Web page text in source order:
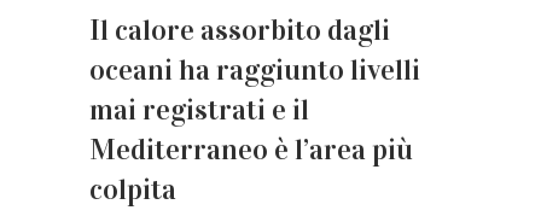
Il calore assorbito dagli
oceani ha raggiunto livelli
mai registrati e il
Mediterraneo è l’area più
colpita